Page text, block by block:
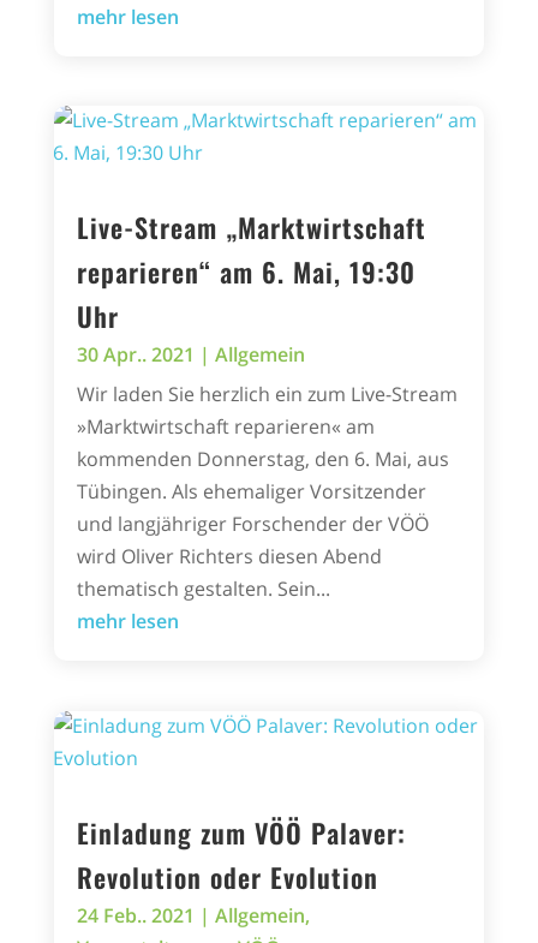
mehr lesen
Live-Stream „Marktwirtschaft
reparieren“ am 6. Mai, 19:30
Uhr
30 Apr.. 2021 | Allgemein
Wir laden Sie herzlich ein zum Live-Stream
»Marktwirtschaft reparieren« am
kommenden Donnerstag, den 6. Mai, aus
Tübingen. Als ehemaliger Vorsitzender
und langjähriger Forschender der VÖÖ
wird Oliver Richters diesen Abend
thematisch gestalten. Sein...
mehr lesen
Einladung zum VÖÖ Palaver:
Revolution oder Evolution
24 Feb.. 2021 | Allgemein,